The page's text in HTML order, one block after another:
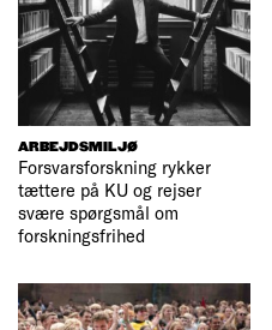
ARBEJDSMILJØ
Forsvarsforskning rykker
tættere på KU og rejser
svære spørgsmål om
forskningsfrihed